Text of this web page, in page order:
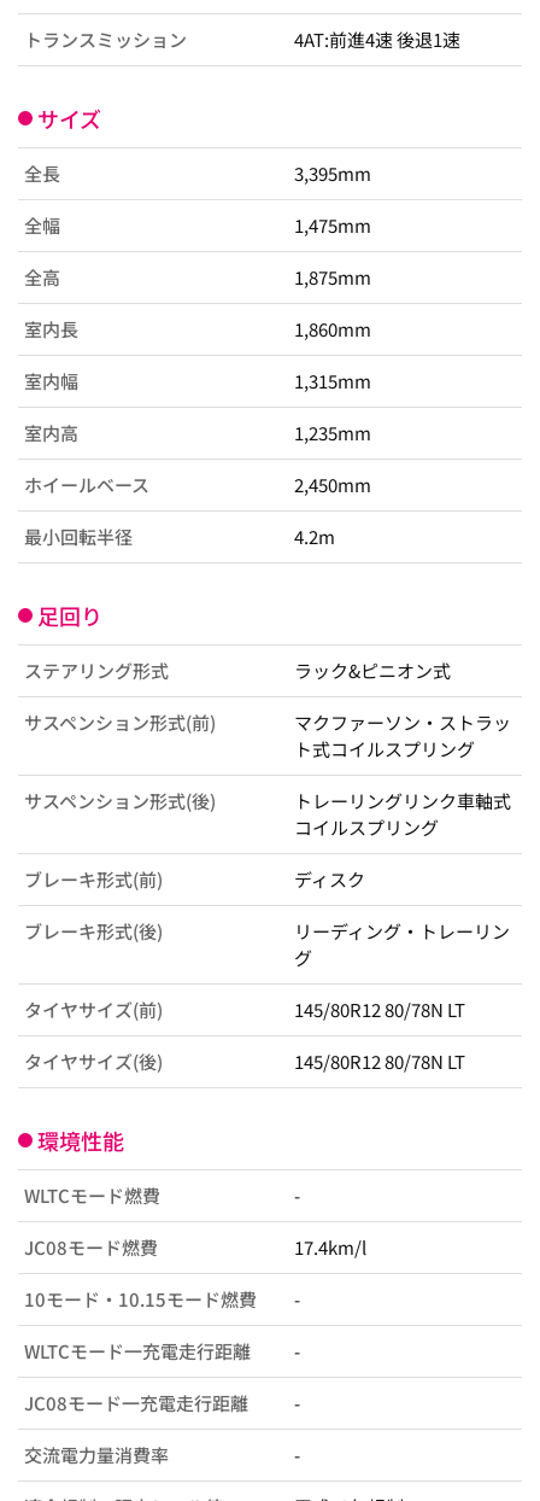
トランスミッション 4AT:前進4速 後退1速
サイズ
全長 3,395mm
全幅 1,475mm
全高 1,875mm
室内長 1,860mm
室内幅 1,315mm
室内高 1,235mm
ホイールベース 2,450mm
最小回転半径 4.2m
足回り
ステアリング形式 ラック&ピニオン式
サスペンション形式(前)
マクファーソン・ストラッ
ト式コイルスプリング
サスペンション形式(後)
トレーリングリンク車軸式
コイルスプリング
ブレーキ形式(前) ディスク
ブレーキ形式(後)
リーディング・トレーリン
グ
タイヤサイズ(前) 145/80R12 80/78N LT
タイヤサイズ(後) 145/80R12 80/78N LT
環境性能
WLTCモード燃費 -
JC08モード燃費 17.4km/l
10モード・10.15モード燃費 -
WLTCモード一充電走行距離 -
JC08モード一充電走行距離 -
交流電力量消費率 -